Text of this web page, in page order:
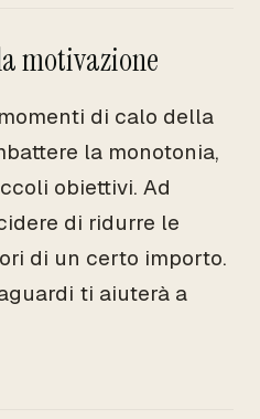
motivazione
di calo della
la monotonia,
obiettivi. Ad
di ridurre le
di un certo importo.
ti aiuterà a